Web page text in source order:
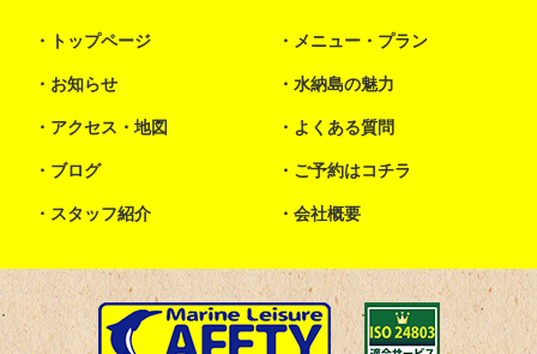
トップページ メニュー・プラン
お知らせ 水納島の魅力
アクセス・地図 よくある質問
ブログ ご予約はコチラ
スタッフ紹介 会社概要